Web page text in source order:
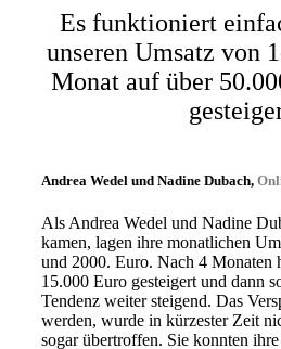
Es funktioniert
unseren Umsatz von
Monat auf über
Andrea Wedel und Nadine Dubach,
Als Andrea Wedel und Nadine
kamen, lagen ihre monatlichen
und 2000. Euro. Nach 4 Monaten
15.000 Euro gesteigert und dann
Tendenz weiter steigend. Das
werden, wurde in kürzester Zeit
sogar übertroffen. Sie konnten